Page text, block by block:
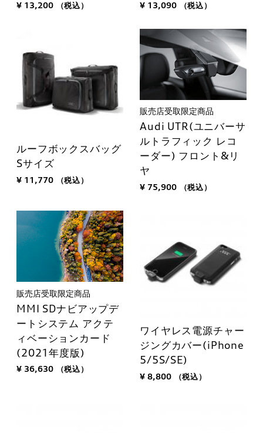
¥ 13,200 （税込） ¥ 13,090 （税込）
ルーフボックスバッグ
Sサイズ
¥ 11,770 （税込）
販売店受取限定商品
Audi UTR(ユニバーサ
ルトラフィック レコ
ーダー) フロント&リ
ヤ
¥ 75,900 （税込）
販売店受取限定商品
MMI SDナビアップデ
ートシステム アクテ
ィベーションカード
(2021年度版)
¥ 36,630 （税込）
ワイヤレス電源チャー
ジングカバー(iPhone
5/5S/SE)
¥ 8,800 （税込）